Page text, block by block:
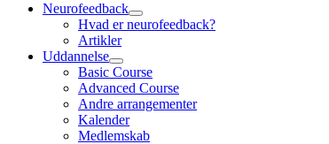
Neurofeedback
Hvad er neurofeedback?
Artikler
Uddannelse
Basic Course
Advanced Course
Andre arrangementer
Kalender
Medlemskab